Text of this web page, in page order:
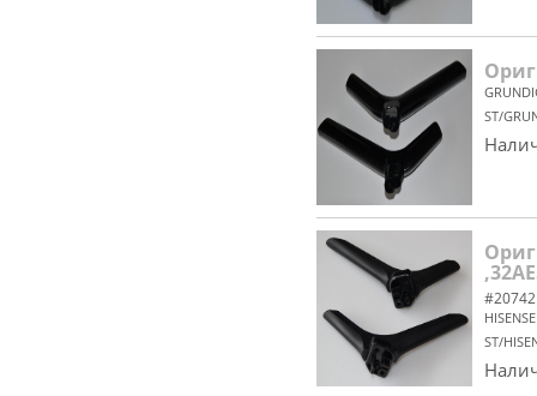
ST/
#20742
HISENSE
ST/